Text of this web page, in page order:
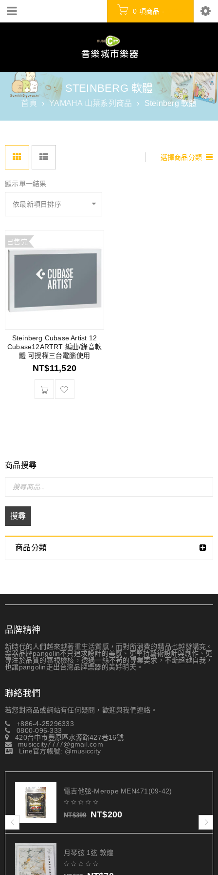
0 項商品 -
STEINBERG 軟體
首頁 › YAMAHA 山葉系列商品 › Steinberg 軟體
選擇商品分類
顯示單一結果
依最新項目排序
已售完
Steinberg Cubase Artist 12
Cubase12ARTRT 編曲/錄音軟
體 可授權三台電腦使用
NT$11,520
商品搜尋
搜尋
商品分類
品牌精神
新時代的人們越來越著重生活質感，而對所消費的精品也越發講究。
樂器品牌pangolin不只追求設計的美感、更堅持藝術設計與創作、更
專注於品質的審視檢核，透過一絲不茍的專業要求，不斷超越自我，
也讓pangolin走出台灣品牌樂器的美好明天。
聯絡我們
若您對商品或網站有任何疑問，歡迎與我們連絡。
+886-4-25296333
0800-096-333
420台中市豐原區水源路427巷16號
musiccity7777@gmail.com
Line官方帳號: @musiccity
電吉他弦-Merope MEN471(09-42)
NT$399 NT$200
月琴弦 1弦 敦煌